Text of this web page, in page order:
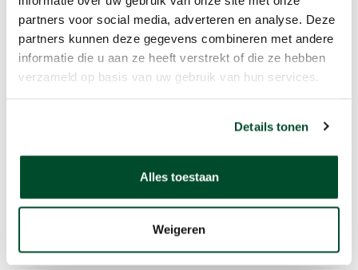
partners voor social media, adverteren en analyse. Deze
partners kunnen deze gegevens combineren met andere
informatie die u aan ze heeft verstrekt of die ze hebben
verzameld op basis van uw gebruik van hun services.
Details tonen
Alles toestaan
Weigeren
Gerelateerde producten